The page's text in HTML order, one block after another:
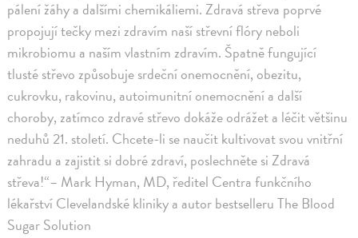
pálení žáhy a dalšími chemikáliemi. Zdravá střeva poprvé
propojují tečky mezi zdravím naší střevní flóry neboli
mikrobiomu a naším vlastním zdravím. Špatně fungující
tlusté střevo způsobuje srdeční onemocnění, obezitu,
cukrovku, rakovinu, autoimunitní onemocnění a další
choroby, zatímco zdravé střevo dokáže odrážet a léčit většinu
neduhů 21. století. Chcete-li se naučit kultivovat svou vnitřní
zahradu a zajistit si dobré zdraví, poslechněte si Zdravá
střeva!“– Mark Hyman, MD, ředitel Centra funkčního
lékařství Clevelandské kliniky a autor bestselleru The Blood
Sugar Solution